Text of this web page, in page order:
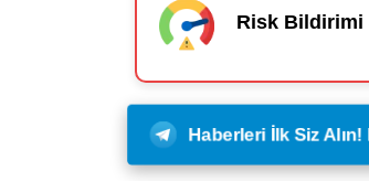
Risk Bildirimi
Haberleri İlk Siz